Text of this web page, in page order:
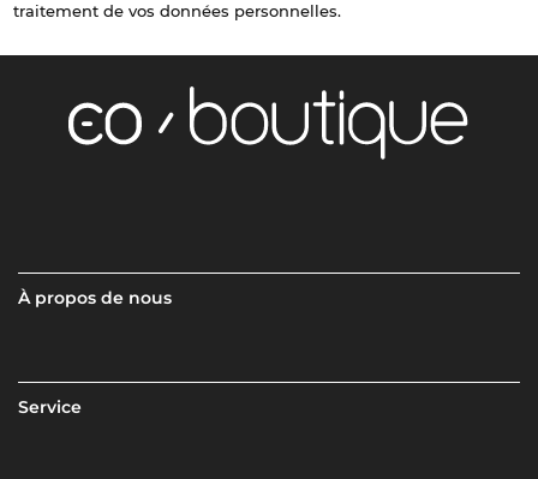
traitement de vos données personnelles.
À propos de nous
Service